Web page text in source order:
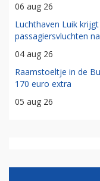
06 aug 26
Luchthaven Luik
passagiersvluchten
04 aug 26
Raamstoeltje in de
170 euro extra
05 aug 26